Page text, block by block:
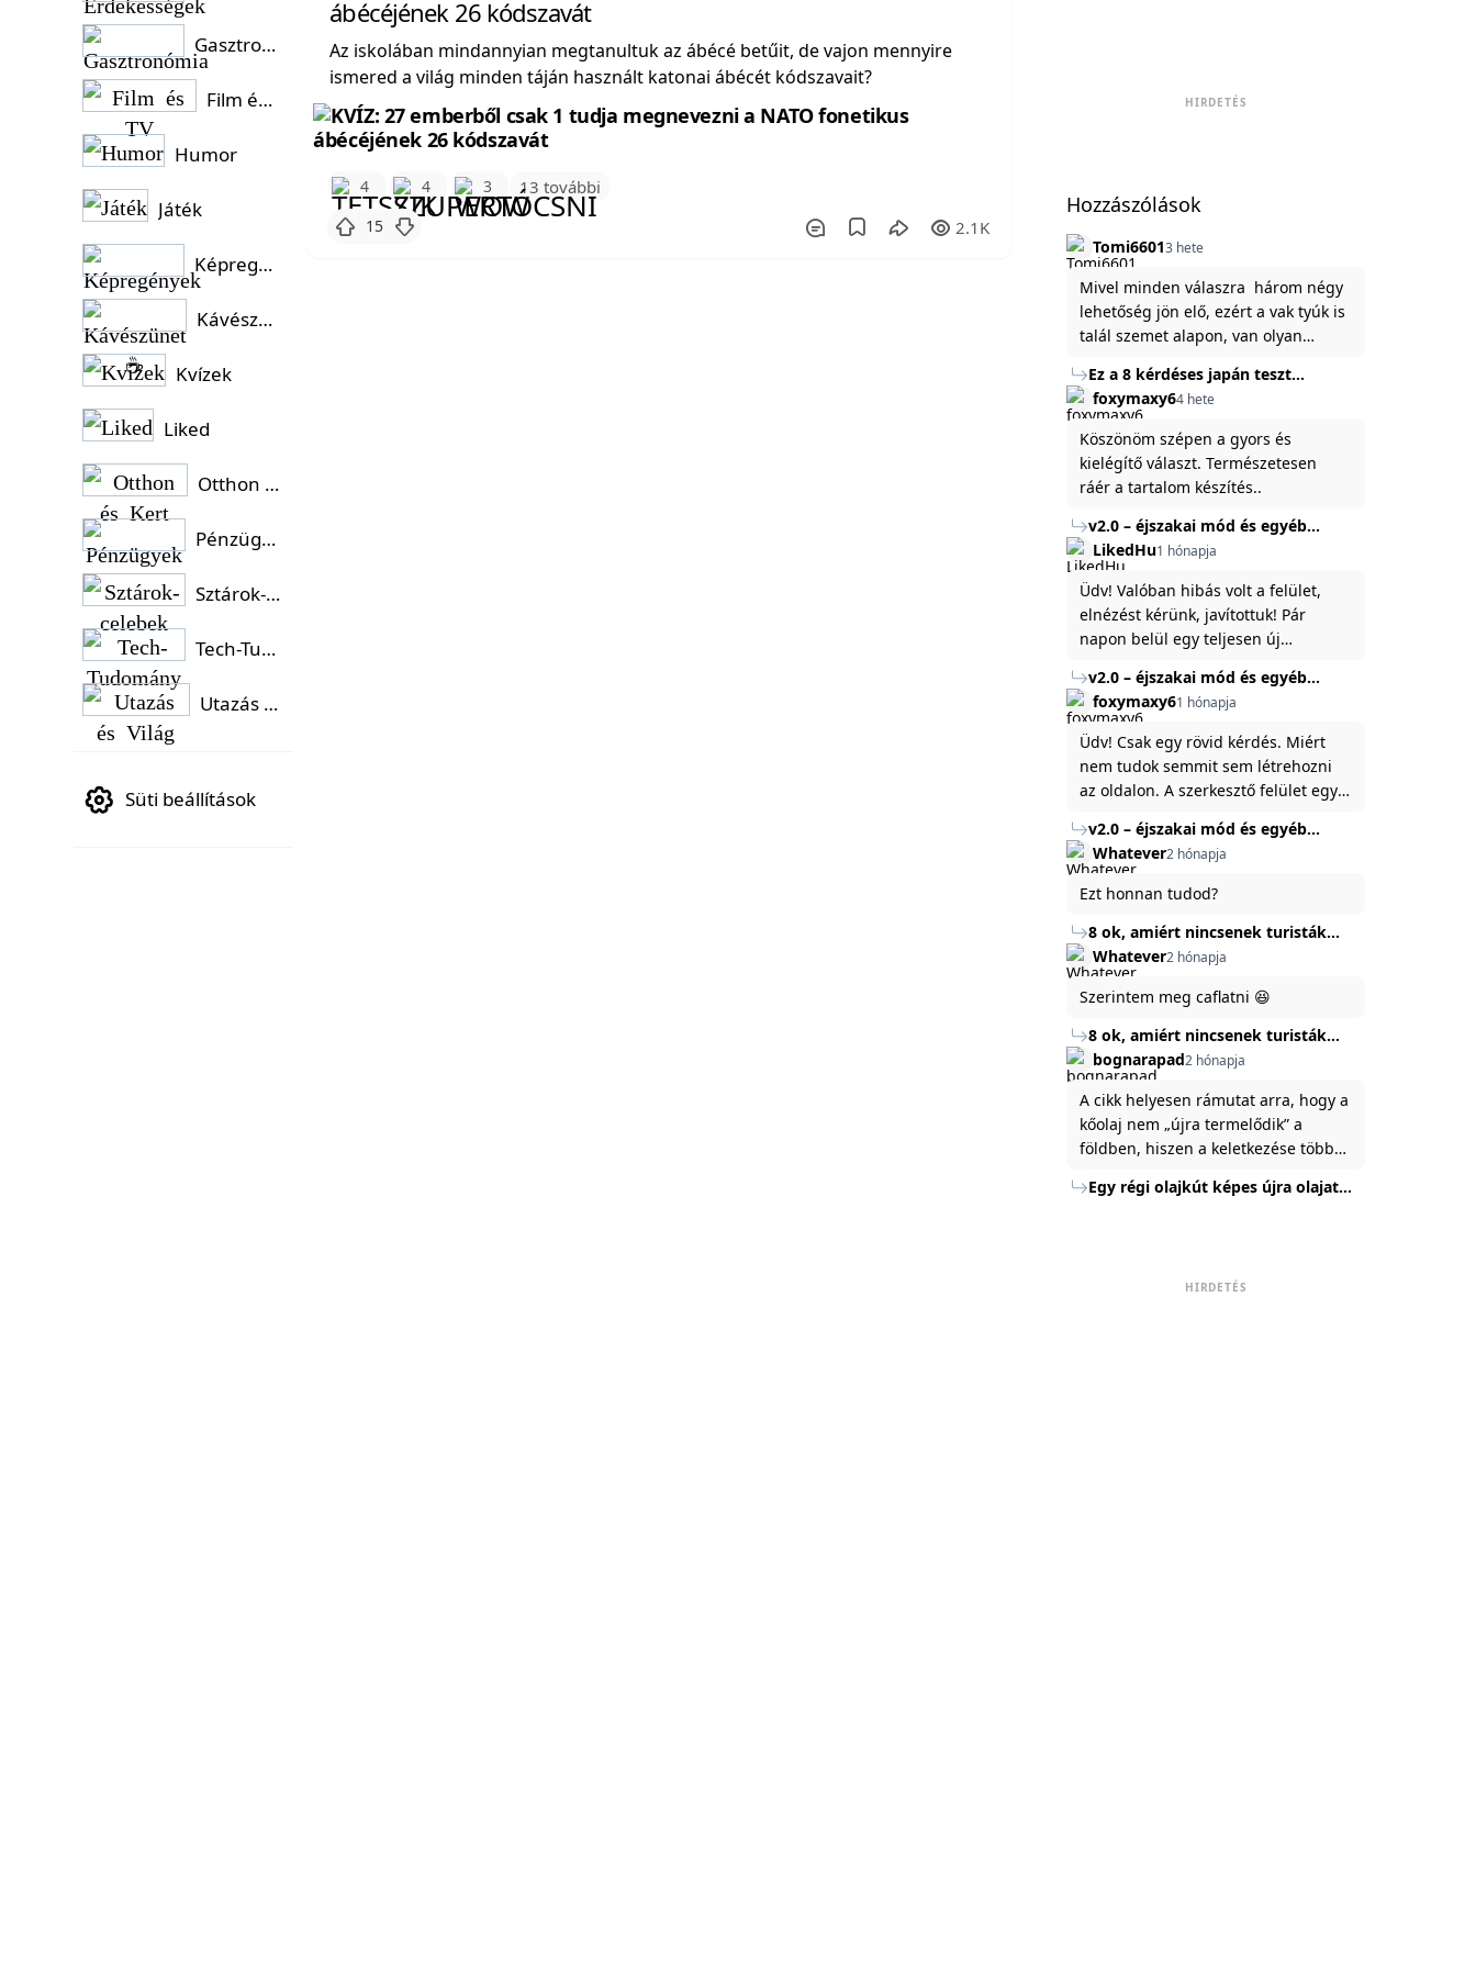
ábécéjének 26 kódszavát
Az iskolában mindannyian megtanultuk az ábécé betűit, de vajon mennyire
ismered a világ minden táján használt katonai ábécét kódszavait?
4 4 3 13 további
15 2.1K
HIRDETÉS
Hozzászólások
Tomi66013 hete
Mivel minden válaszra három négy
lehetőség jön elő, ezért a vak tyúk is
talál szemet alapon, van olyan
Ez a 8 kérdéses japán teszt
hibátlanul feltárja az igazságot
rólad
foxymaxy64 hete
Köszönöm szépen a gyors és
kielégítő választ. Természetesen
ráér a tartalom készítés..
v2.0 – éjszakai mód és egyéb
fejlesztések
LikedHu1 hónapja
Üdv! Valóban hibás volt a felület,
elnézést kérünk, javítottuk! Pár
napon belül egy teljesen új
weboldal legújabb, 3.0-ás verzióját,
és vélhetően ez zavart be kicsit.Egy
baráti megjegyzés: ha nem fontos
és tud várni néhány napot a
tartalom, amit készíteni
szeretnél, inkább várj néhány napot,
mert ég és föld lesz a különbség a
jelenlegi rendszer és az új között -
legfőképpen egyébként épp
tartalomkészítési szempontból! :)
v2.0 – éjszakai mód és egyéb
fejlesztések
foxymaxy61 hónapja
Üdv! Csak egy rövid kérdés. Miért
nem tudok semmit sem létrehozni
az oldalon. A szerkesztő felület egy
Köszönöm ha válaszoltok.
v2.0 – éjszakai mód és egyéb
fejlesztések
Whatever2 hónapja
Ezt honnan tudod?
8 ok, amiért nincsenek turisták
Törökország Fekete-tenger felőli
partján
Whatever2 hónapja
Szerintem meg caflatni 😆
8 ok, amiért nincsenek turisták
Törökország Fekete-tenger felőli
partján
bognarapad2 hónapja
A cikk helyesen rámutat arra, hogy a
kőolaj nem „újra termelődik” a
földben, hiszen a keletkezése több
Energiaügyi Minisztériuma szerint a
nyomáskülönbség kiegyenlítődik,
Egy régi olajkút képes újra olajat
HIRDETÉS
Gasztronómia
Film és TV
Humor
Játék
Képregények
Kávészünet ☕
Kvízek
Liked
Otthon és Kert
Pénzügyek
Sztárok-celebek
Tech-Tudomány
Utazás és Világ
Süti beállítások